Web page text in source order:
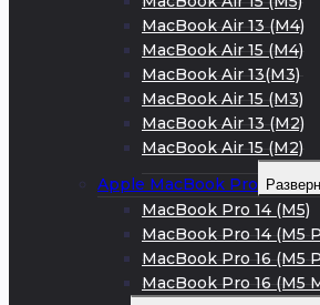
MacBook Air 13 (M4)
MacBook Air 15 (M4)
MacBook Air 13(M3)
MacBook Air 15 (M3)
MacBook Air 13 (M2)
MacBook Air 15 (M2)
Apple MacBook Pro
MacBook Pro 14 (M5)
MacBook Pro 14 (M5
MacBook Pro 16 (M5
MacBook Pro 16 (M5